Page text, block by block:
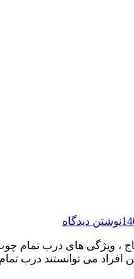
نوشتن دیدگاه
، ویژگی های درب
افراد می توانستند درب